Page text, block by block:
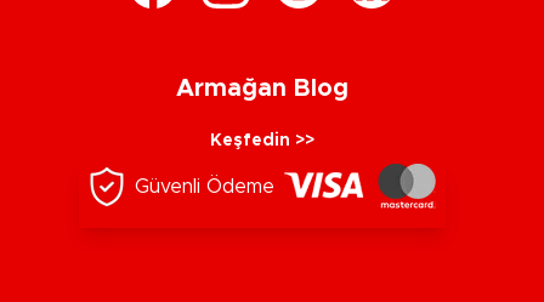
Armağan Blog
Keşfedin >>
Güvenli Ödeme